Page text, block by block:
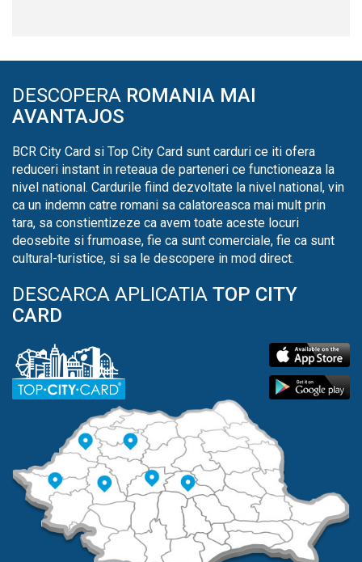
DESCOPERA ROMANIA MAI
AVANTAJOS
BCR City Card si Top City Card sunt carduri ce iti ofera
reduceri instant in reteaua de parteneri ce functioneaza la
nivel national. Cardurile fiind dezvoltate la nivel national, vin
ca un indemn catre romani sa calatoreasca mai mult prin
tara, sa constientizeze ca avem toate aceste locuri
deosebite si frumoase, fie ca sunt comerciale, fie ca sunt
cultural-turistice, si sa le descopere in mod direct.
DESCARCA APLICATIA TOP CITY
CARD